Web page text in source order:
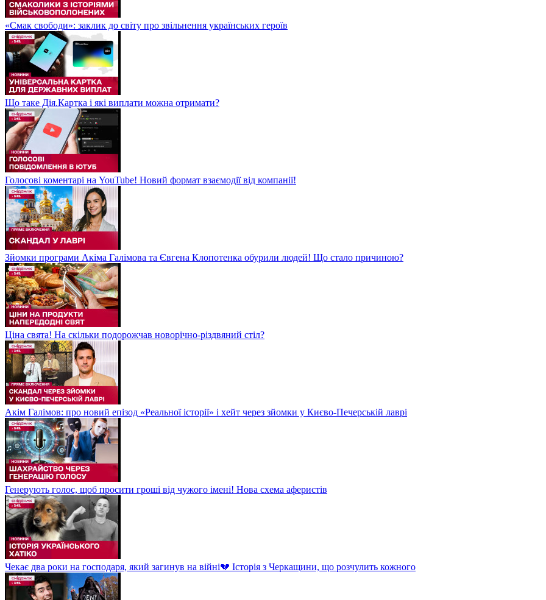
«Смак свободи»: заклик до світу про звільнення українських героїв
Що таке Дія.Картка і які виплати можна отримати?
Голосові коментарі на YouTube! Новий формат взаємодії від компанії!
Зйомки програми Акіма Галімова та Євгена Клопотенка обурили людей! Що стало причиною?
Ціна свята! На скільки подорожчав новорічно-різдвяний стіл?
Акім Галімов: про новий епізод «Реальної історії» і хейт через зйомки у Києво-Печерській лаврі
Генерують голос, щоб просити гроші від чужого імені! Нова схема аферистів
Чекає два роки на господаря, який загинув на війні💔 Історія з Черкащини, що розчулить кожного